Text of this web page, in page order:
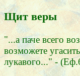
Щит веры
"...а паче всего
возможете
лукавого..." -